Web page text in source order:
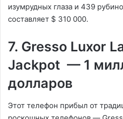
изумрудных глаза и 439
составляет $ 310 000.
7. Gresso Luxor
Jackpot — 1
долларов
Этот телефон прибыл от